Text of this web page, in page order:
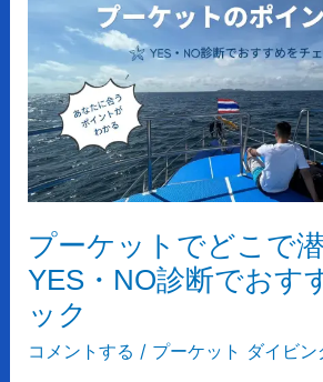
潜
る
た
め
の
ポ
ン
ト
プーケットでどこで潜
YES・NO診断でおす
ック
コメントする / プーケット ダイビン
ッ
ト
で
ど
こ
で
潜
る？
｜
YES・
NO